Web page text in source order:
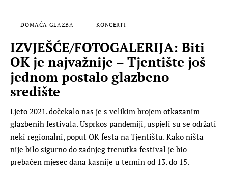
DOMAĆA GLAZBA KONCERTI
IZVJEŠĆE/FOTOGALERIJA: Biti
OK je najvažnije – Tjentište još
jednom postalo glazbeno
središte
Ljeto 2021. dočekalo nas je s velikim brojem otkazanim
glazbenih festivala. Usprkos pandemiji, uspjeli su se održati
neki regionalni, poput OK festa na Tjentištu. Kako ništa
nije bilo sigurno do zadnjeg trenutka festival je bio
prebačen mjesec dana kasnije u termin od 13. do 15.